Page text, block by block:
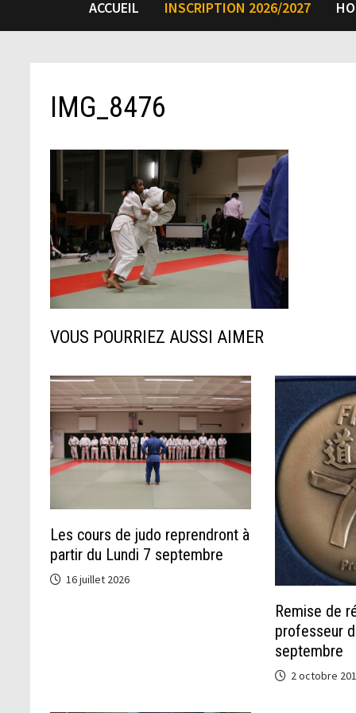
ACCUEIL INSCRIPTION 2026/2027
IMG_8476
VOUS POURRIEZ AUSSI AIMER
Les cours de judo reprendront à
partir du Lundi 7 septembre
16 juillet 2026
Remise de
professeur
septembre
2 octobre